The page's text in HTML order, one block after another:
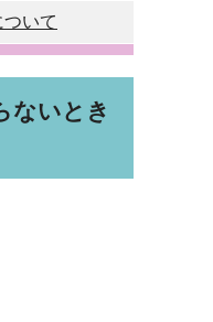
いて
ないとき